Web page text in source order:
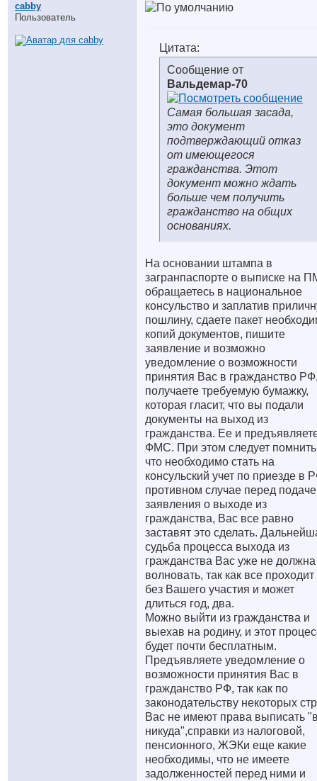
cabby
Пользователь
Цитата:
Сообщение от
Вальдемар-70
Самая большая засада,
это документ
подтверждающий отказ
от имеющегося
гражданства. Этот
документ можно ждать
больше чем получить
гражданство на общих
основаниях.
На основании штампа в
загранпаспорте о выписке на
обращаетесь в национальное
консульство и заплатив
пошлину, сдаете пакет
копий документов, пишите
заявление и возможно
уведомление о возможности
принятия Вас в гражданство
получаете требуемую бумажку,
которая гласит, что вы подали
документы на выход из
гражданства. Ее и
ФМС. При этом следует
что необходимо стать на
консульский учет по приезде в
противном случае перед
заявления о выходе из
гражданства, Вас все равно
заставят это сделать.
судьба процесса выхода из
гражданства Вас уже не должна
волновать, так как все
без Вашего участия и может
длиться год, два.
Можно выйти из гражданства и
выехав на родину, и этот
будет почти бесплатным.
Предъявляете уведомление о
возможности принятия Вас в
гражданство РФ, так как по
законодательству некоторых
Вас не имеют права выписать
никуда",справки из налоговой,
пенсионного, ЖЭКи еще какие
необходимы, что не имеете
задолженностей перед ними и